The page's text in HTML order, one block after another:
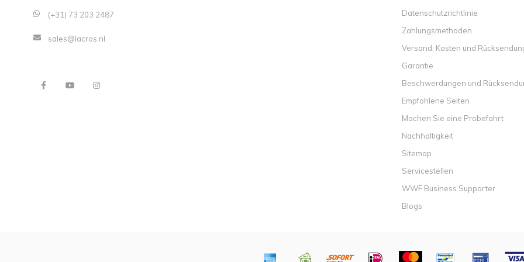
(+31) 73 203 2487
sales@lacros.nl
Datenschutzrichtlinie
Zahlungsmethoden
Versand, Kosten und
Garantie
Beschwerdungen und
Empfohlene Seiten
Machen Sie eine Probefahrt
Nachhaltigkeit
Sitemap
Servicestellen
WWF Business Supporter
Blogs